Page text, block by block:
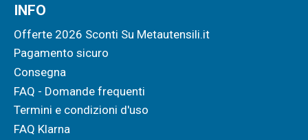
INFO
Offerte 2026 Sconti Su Metautensili.it
Pagamento sicuro
Consegna
FAQ - Domande frequenti
Termini e condizioni d'uso
FAQ Klarna